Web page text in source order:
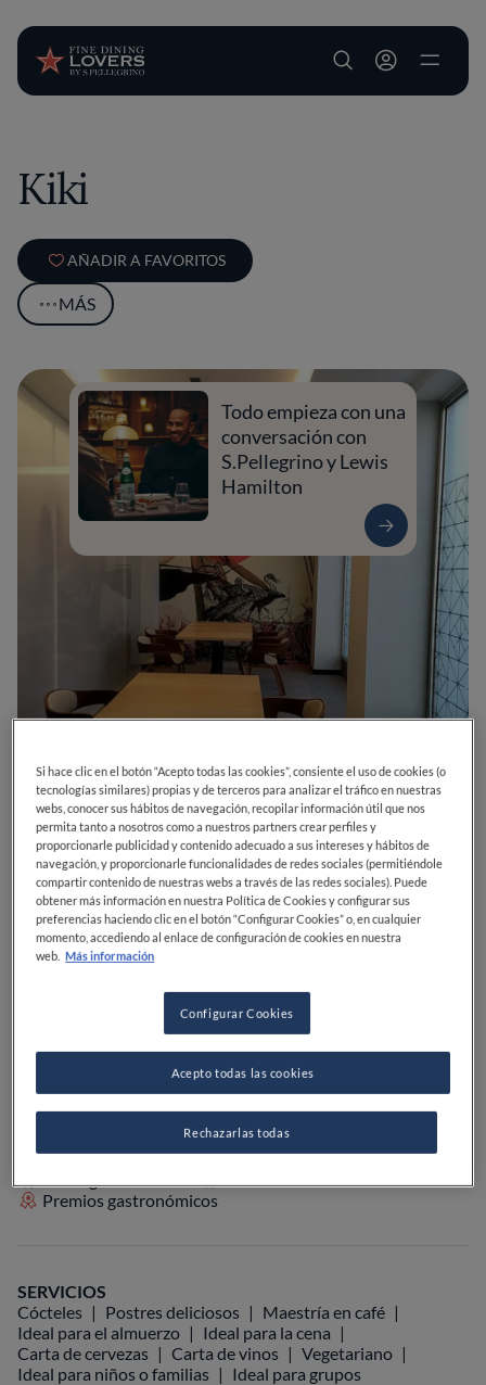
User account
Kiki
AÑADIR A FAVORITOS
MÁS
0 0 0 0 0
Todo empieza con una
conversación con
S.Pellegrino y Lewis
Hamilton
C. Imeldo Serís, 1938003Santa Cruz de Tenerife
Santa Cruz de TenerifeEspaña
ABIERTO VER HORARIOS
VER EN EL MAPA +34 922 09 64 27
Guías gastronómicas
Guías Michelin
Premios gastronómicos
SERVICIOS
Cócteles
Postres deliciosos
Maestría en café
Ideal para el almuerzo
Ideal para la cena
Carta de cervezas
Carta de vinos
Vegetariano
Ideal para niños o familias
Ideal para grupos
Si hace clic en el botón “Acepto todas las cookies”, consiente el uso de cookies (o
tecnologías similares) propias y de terceros para analizar el tráfico en nuestras
webs, conocer sus hábitos de navegación, recopilar información útil que nos
permita tanto a nosotros como a nuestros partners crear perfiles y
proporcionarle publicidad y contenido adecuado a sus intereses y hábitos de
navegación, y proporcionarle funcionalidades de redes sociales (permitiéndole
compartir contenido de nuestras webs a través de las redes sociales). Puede
obtener más información en nuestra Política de Cookies y configurar sus
preferencias haciendo clic en el botón “Configurar Cookies” o, en cualquier
momento, accediendo al enlace de configuración de cookies en nuestra
web. Más información
Configurar Cookies
Rechazarlas todas
Acepto todas las cookies